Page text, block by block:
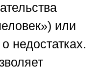
или
недостатках.